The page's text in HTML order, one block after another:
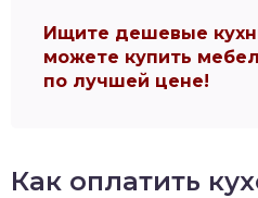
Ищите дешевые
можете купить
по лучшей цене!
Как оплатить